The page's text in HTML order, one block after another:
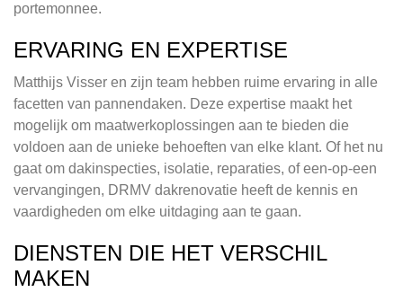
portemonnee.
ERVARING EN EXPERTISE
Matthijs Visser en zijn team hebben ruime ervaring in alle
facetten van pannendaken. Deze expertise maakt het
mogelijk om maatwerkoplossingen aan te bieden die
voldoen aan de unieke behoeften van elke klant. Of het nu
gaat om dakinspecties, isolatie, reparaties, of een-op-een
vervangingen, DRMV dakrenovatie heeft de kennis en
vaardigheden om elke uitdaging aan te gaan.
DIENSTEN DIE HET VERSCHIL
MAKEN